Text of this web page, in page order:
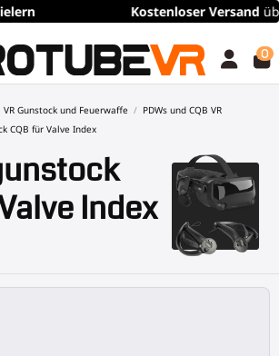
über 100€/115$ (zeitlich begrenzt)
0
VR Gunstock und Feuerwaffe
PDWs und CQB VR
CQB für Valve Index
Index